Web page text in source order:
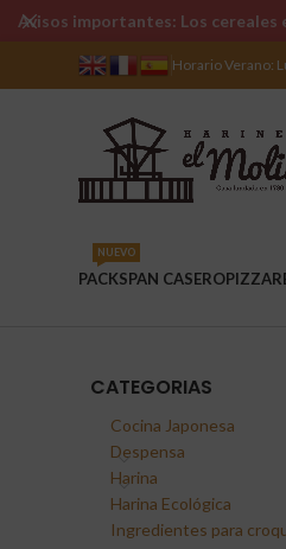
Horario Verano:
PACKS
NUEVO
PAN CASEROPIZZA
CATEGORIAS
Cocina Japonesa
Despensa
Harina
Harina Ecológica
Ingredientes para
Avisos importantes: Los